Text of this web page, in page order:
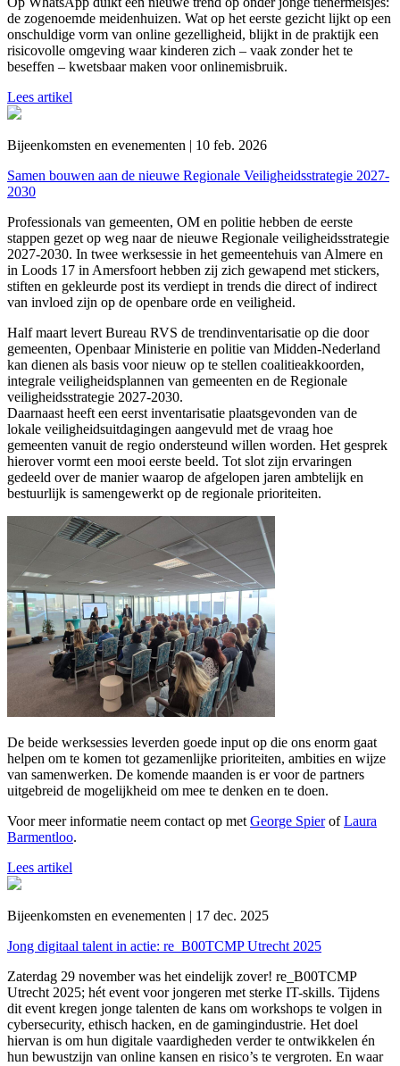
de zogenoemde meidenhuizen. Wat op het eerste gezicht lijkt op een
onschuldige vorm van online gezelligheid, blijkt in de praktijk een
risicovolle omgeving waar kinderen zich – vaak zonder het te
beseffen – kwetsbaar maken voor onlinemisbruik.
Lees artikel
Bijeenkomsten en evenementen | 10 feb. 2026
Samen bouwen aan de nieuwe Regionale Veiligheidsstrategie 2027-
2030
Professionals van gemeenten, OM en politie hebben de eerste
stappen gezet op weg naar de nieuwe Regionale veiligheidsstrategie
2027-2030. In twee werksessie in het gemeentehuis van Almere en
in Loods 17 in Amersfoort hebben zij zich gewapend met stickers,
stiften en gekleurde post its verdiept in trends die direct of indirect
van invloed zijn op de openbare orde en veiligheid.
Half maart levert Bureau RVS de trendinventarisatie op die door
gemeenten, Openbaar Ministerie en politie van Midden-Nederland
kan dienen als basis voor nieuw op te stellen coalitieakkoorden,
integrale veiligheidsplannen van gemeenten en de Regionale
veiligheidsstrategie 2027-2030.
Daarnaast heeft een eerst inventarisatie plaatsgevonden van de
lokale veiligheidsuitdagingen aangevuld met de vraag hoe
gemeenten vanuit de regio ondersteund willen worden. Het gesprek
hierover vormt een mooi eerste beeld. Tot slot zijn ervaringen
gedeeld over de manier waarop de afgelopen jaren ambtelijk en
bestuurlijk is samengewerkt op de regionale prioriteiten.
De beide werksessies leverden goede input op die ons enorm gaat
helpen om te komen tot gezamenlijke prioriteiten, ambities en wijze
van samenwerken. De komende maanden is er voor de partners
uitgebreid de mogelijkheid om mee te denken en te doen.
Voor meer informatie neem contact op met George SpierofLaura
Barmentloo.
Lees artikel
Bijeenkomsten en evenementen | 17 dec. 2025
Jong digitaal talent in actie: re_B00TCMP Utrecht 2025
Zaterdag 29 november was het eindelijk zover! re_B00TCMP
Utrecht 2025; hét event voor jongeren met sterke IT-skills. Tijdens
dit event kregen jonge talenten de kans om workshops te volgen in
cybersecurity, ethisch hacken, en de gamingindustrie. Het doel
hiervan is om hun digitale vaardigheden verder te ontwikkelen én
hun bewustzijn van online kansen en risico’s te vergroten. En waar